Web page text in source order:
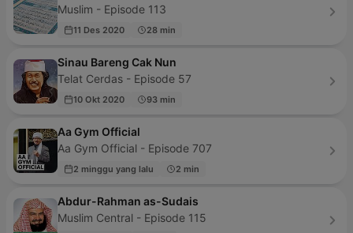
Muslim - Episode 113
11 Des 2020 28 min
Sinau Bareng Cak Nun
Telat Cerdas - Episode 57
10 Okt 2020 93 min
Aa Gym Official
Aa Gym Official - Episode 707
2 minggu yang lalu 2 min
Abdur-Rahman as-Sudais
Muslim Central - Episode 115